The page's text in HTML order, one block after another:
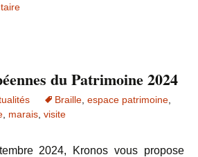
du Patrimoine 2024
Braille espace patrimoine
marais visite
2024, Kronos vous propose